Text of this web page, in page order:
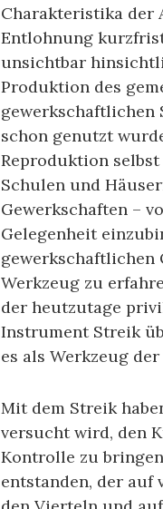
Charakteristika der
Entlohnung
unsichtbar
Produktion des
gewerkschaftlichen
schon genutzt
Reproduktion
Schulen und
Gewerkschaften –
Gelegenheit
gewerkschaftlichen
Werkzeug zu
der heutzutage
Instrument Streik
es als Werkzeug
Mit dem Streik
versucht wird, den
Kontrolle zu
entstanden, der auf